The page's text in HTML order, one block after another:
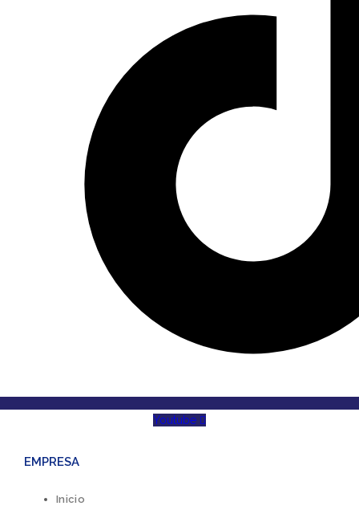
Youtube
EMPRESA
Inicio